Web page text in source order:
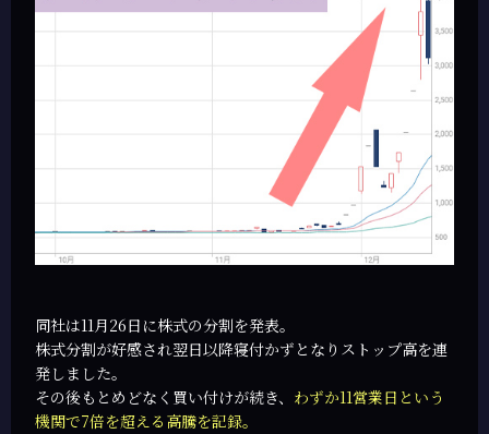
同社は11月26日に株式の分割を発表。
株式分割が好感され翌日以降寝付かずとなりストップ高を連
発しました。
その後もとめどなく買い付けが続き、 わずか11営業日という
機関で7倍を超える高騰を記録。